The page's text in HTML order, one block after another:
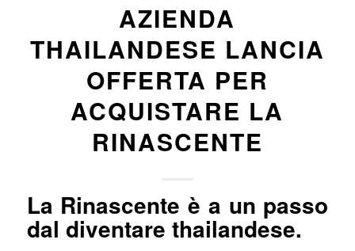
AZIENDA
THAILANDESE LANCIA
OFFERTA PER
ACQUISTARE LA
RINASCENTE
La Rinascente è a un passo
dal diventare thailandese.